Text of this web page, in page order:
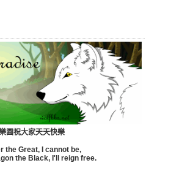
園祝大家天天快樂
the Great, I cannot be,
the Black, I'll reign free.